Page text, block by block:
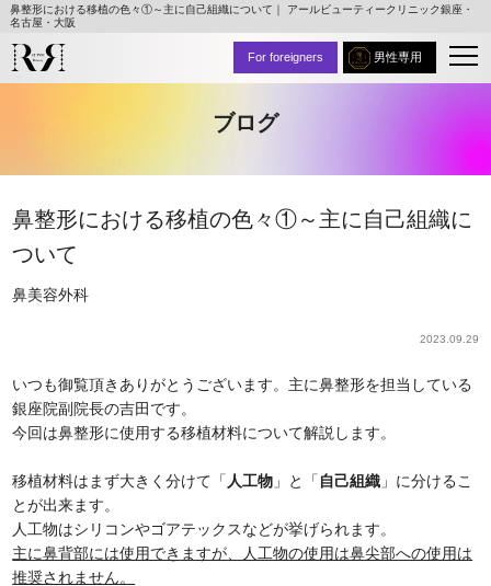
鼻整形における移植の色々①～主に自己組織について｜ アールビューティークリニック銀座・
名古屋・大阪
男性専用
For foreigners
ブログ
鼻整形における移植の色々①～主に自己組織に
ついて
鼻美容外科
2023.09.29
いつも御覧頂きありがとうございます。主に鼻整形を担当している
銀座院副院長の吉田です。
今回は鼻整形に使用する移植材料について解説します。
移植材料はまず大きく分けて「 人工物 」と「 自己組織 」に分けるこ
とが出来ます。
人工物はシリコンやゴアテックスなどが挙げられます。
主に鼻背部には使用できますが、人工物の使用は鼻尖部への使用は
推奨されません。